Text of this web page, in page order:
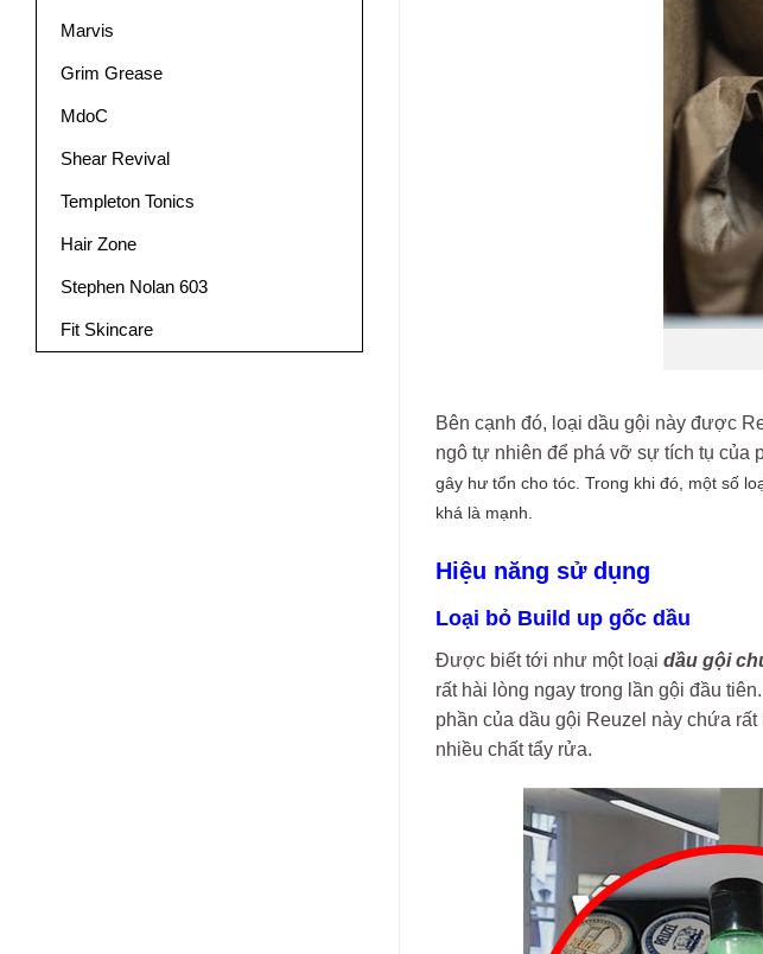
Marvis
Grim Grease
MdoC
Shear Revival
Templeton Tonics
Hair Zone
Stephen Nolan 603
Fit Skincare
Bên cạnh đó, loại dầu gội này được
ngô tự nhiên để phá vỡ sự tích tụ của
gây hư tổn cho tóc. Trong khi đó, một số
khá là mạnh.
Hiệu năng sử dụng
Loại bỏ Build up gốc dầu
Được biết tới như một loại dầu gội
rất hài lòng ngay trong lần gội đầu
phần của dầu gội Reuzel này chứa
nhiều chất tẩy rửa.